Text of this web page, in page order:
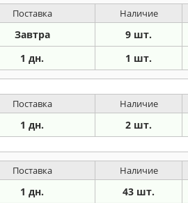
Поставка Наличие
Завтра 9 шт.
1 дн. 1 шт.
Поставка Наличие
1 дн. 2 шт.
Поставка Наличие
1 дн. 43 шт.